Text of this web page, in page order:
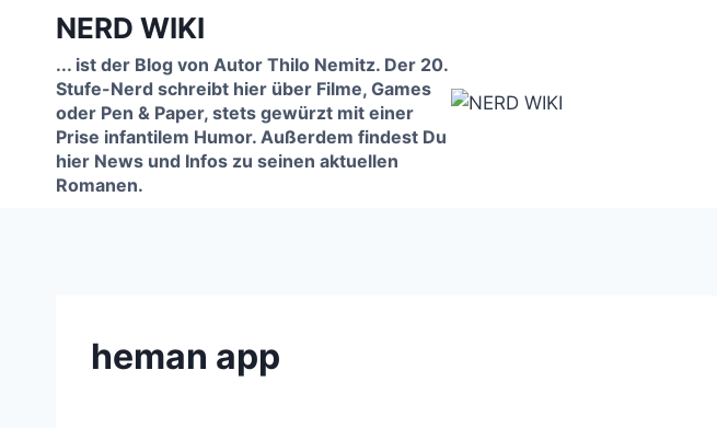
springen
NERD WIKI
... ist der Blog von Autor Thilo Nemitz. Der 20.
Stufe-Nerd schreibt hier über Filme, Games
oder Pen & Paper, stets gewürzt mit einer
Prise infantilem Humor. Außerdem findest Du
hier News und Infos zu seinen aktuellen
Romanen.
heman app